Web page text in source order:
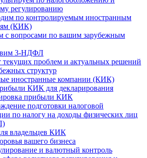
регулированию
по контролируемым иностранным
(КИК)
с вопросами по вашим зарубежным
3-НДФЛ
текущих проблем и актуальных решений
структур
иностранные компании (КИК)
КИК для декларирования
прибыли КИК
подготовки налоговой
по налогу на доходы физических лиц
владельцев КИК
вашего бизнеса
и валютный контроль